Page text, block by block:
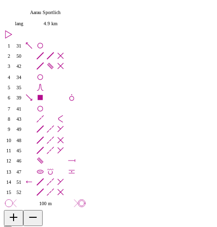
Aarau Sportlich
lang 4.9 km
1
31
2
50
3
42
4
34
5
35
6
39
7
41
8
43
9
49
10
48
11
45
12
46
13
47
14
51
15
52
100 m